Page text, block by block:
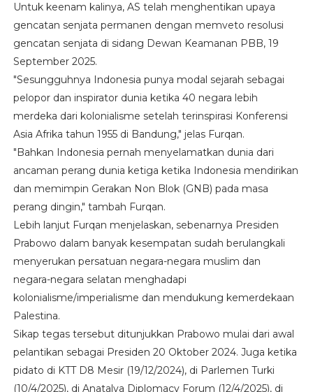
Untuk keenam kalinya, AS telah menghentikan upaya
gencatan senjata permanen dengan memveto resolusi
gencatan senjata di sidang Dewan Keamanan PBB, 19
September 2025.
"Sesungguhnya Indonesia punya modal sejarah sebagai
pelopor dan inspirator dunia ketika 40 negara lebih
merdeka dari kolonialisme setelah terinspirasi Konferensi
Asia Afrika tahun 1955 di Bandung," jelas Furqan.
"Bahkan Indonesia pernah menyelamatkan dunia dari
ancaman perang dunia ketiga ketika Indonesia mendirikan
dan memimpin Gerakan Non Blok (GNB) pada masa
perang dingin," tambah Furqan.
Lebih lanjut Furqan menjelaskan, sebenarnya Presiden
Prabowo dalam banyak kesempatan sudah berulangkali
menyerukan persatuan negara-negara muslim dan
negara-negara selatan menghadapi
kolonialisme/imperialisme dan mendukung kemerdekaan
Palestina.
Sikap tegas tersebut ditunjukkan Prabowo mulai dari awal
pelantikan sebagai Presiden 20 Oktober 2024. Juga ketika
pidato di KTT D8 Mesir (19/12/2024), di Parlemen Turki
(10/4/2025), di Anatalya Diplomacy Forum (12/4/2025), di